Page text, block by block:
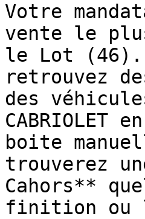
Votre
vente le
le Lot (46).
retrouvez
des
boite
trouverez
Cahors**
finition ou